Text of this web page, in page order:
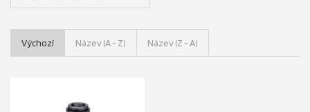
Výchozí Název (A - Z) Název (Z - A)